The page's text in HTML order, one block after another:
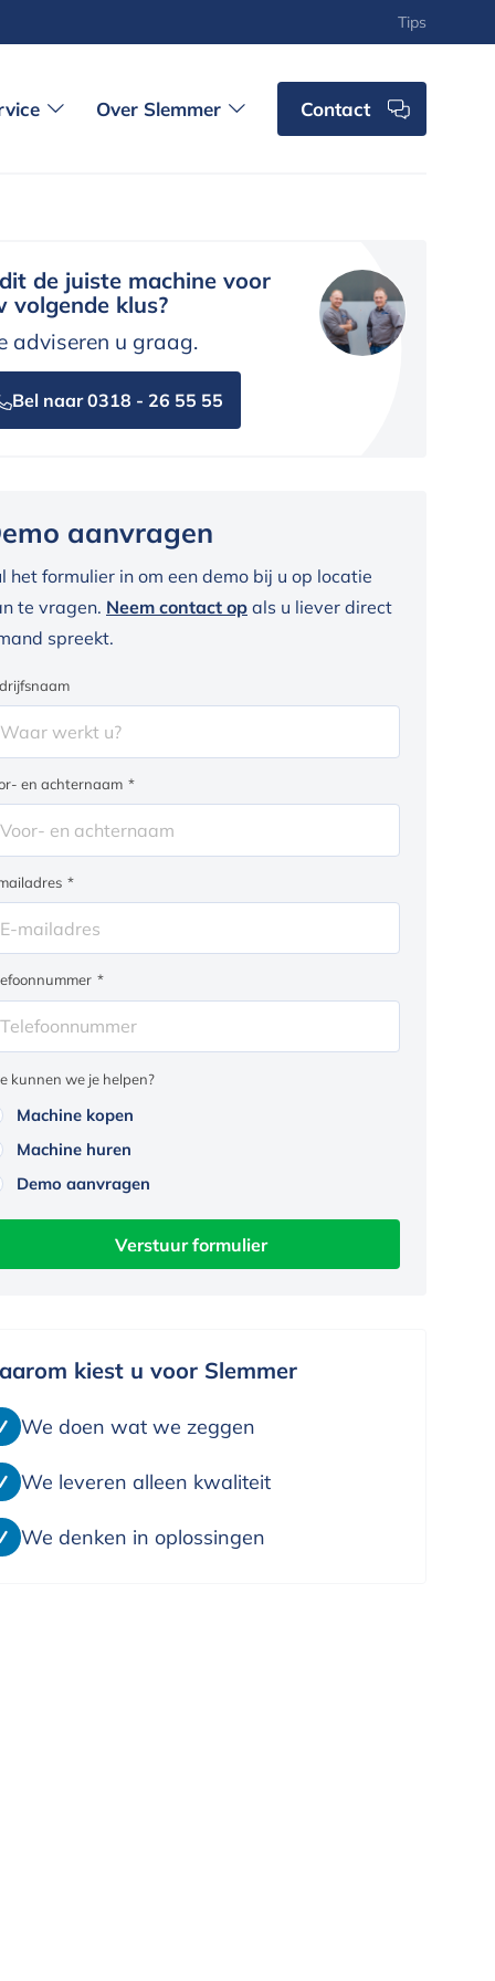
Tips
Over Slemmer Contact
de juiste machine voor
volgende klus?
adviseren u graag.
Bel naar 0318 - 26 55 55
aanvragen
het formulier in om een demo bij u op locatie
te vragen. Neem contact op als u liever direct
spreekt.
en achternaam *
*
*
kunnen we je helpen?
Machine kopen
Machine huren
Demo aanvragen
Verstuur formulier
kiest u voor Slemmer
We doen wat we zeggen
We leveren alleen kwaliteit
We denken in oplossingen